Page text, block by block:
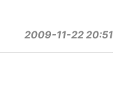
2009-11-22 20:51